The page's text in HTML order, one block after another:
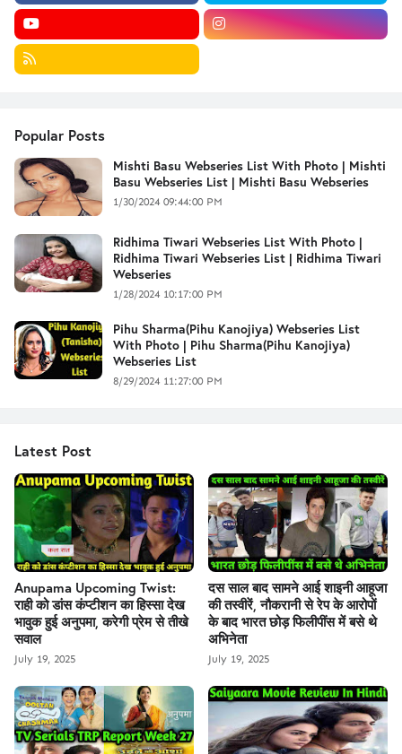
Popular Posts
Mishti Basu Webseries List With Photo | Mishti
Basu Webseries List | Mishti Basu Webseries
1/30/2024 09:44:00 PM
Ridhima Tiwari Webseries List With Photo |
Ridhima Tiwari Webseries List | Ridhima Tiwari
Webseries
1/28/2024 10:17:00 PM
Pihu Sharma(Pihu Kanojiya) Webseries List
With Photo | Pihu Sharma(Pihu Kanojiya)
Webseries List
8/29/2024 11:27:00 PM
Latest Post
Anupama Upcoming Twist:
राही को डांस कंप्टीशन का हिस्सा देख
भावुक हुई अनुपमा, करेगी प्रेम से तीखे
सवाल
July 19, 2025
दस साल बाद सामने आई शाइनी आहूजा
की तस्वीरें, नौकरानी से रेप के आरोपों
के बाद भारत छोड़ फिलीपींस में बसे थे
अभिनेता
July 19, 2025